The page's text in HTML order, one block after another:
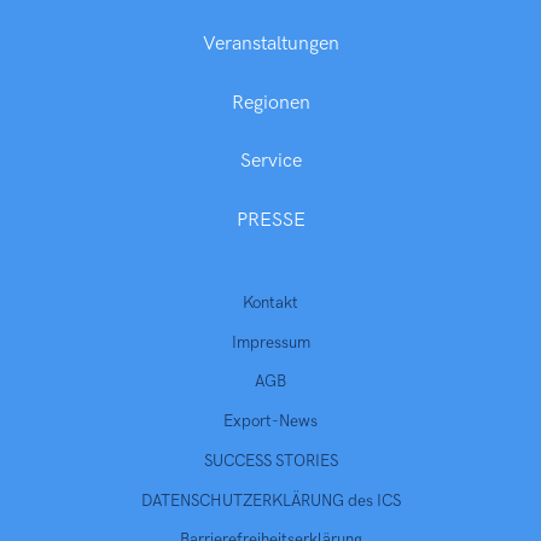
Veranstaltungen
Regionen
Service
PRESSE
Kontakt
Impressum
AGB
Export-News
SUCCESS STORIES
DATENSCHUTZERKLÄRUNG des ICS